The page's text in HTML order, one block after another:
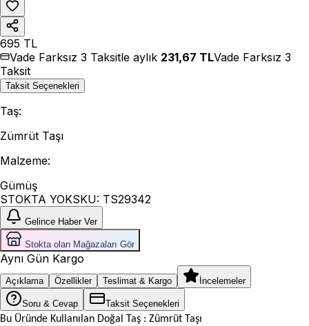
695 TL
Vade Farksız 3 Taksitle aylık 231,67 TLVade Farksız 3
Taksit
Taksit Seçenekleri
Taş:
Zümrüt Taşı
Malzeme:
Gümüş
STOKTA YOKSKU: TS29342
Gelince Haber Ver
Stokta olan Mağazaları Gör
Aynı Gün Kargo
Açıklama Özellikler Teslimat & Kargo İncelemeler
Soru & Cevap Taksit Seçenekleri
Bu Üründe Kullanılan Doğal Taş : Zümrüt Taşı